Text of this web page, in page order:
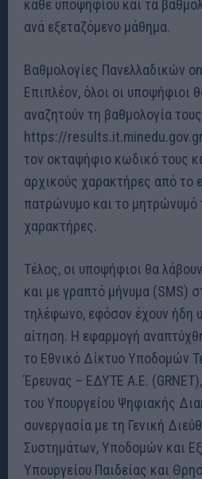
κάθε υποψηφίου και τα
ανά εξεταζόμενο μάθημα.
Βαθμολογίες Πανελλαδικών
Επιπλέον, όλοι οι υποψήφιοι
αναζητούν τη βαθμολογία
https://
τον οκταψήφιο κωδικό τους
αρχικούς χαρακτήρες από το
πατρώνυμο και το μητρώνυμό
χαρακτήρες.
Τέλος, οι υποψήφιοι θα
και με γραπτό μήνυμα (SMS)
τηλέφωνο, εφόσον έχουν ήδη
αίτηση. Η εφαρμογή
το Εθνικό Δίκτυο Υποδομών
Έρευνας – ΕΔΥΤΕ Α.Ε.
του Υπουργείου Ψηφιακής
συνεργασία με τη Γενική
Συστημάτων, Υποδομών και
Υπουργείου Παιδείας και